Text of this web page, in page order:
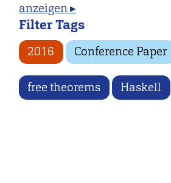
anzeigen ▸
Filter Tags
2016 Conference Paper
free theorems Haskell